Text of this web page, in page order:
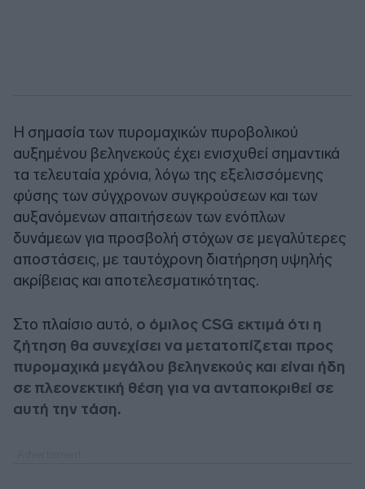
Η σημασία των πυρομαχικών πυροβολικού
αυξημένου βεληνεκούς έχει ενισχυθεί σημαντικά
τα τελευταία χρόνια, λόγω της εξελισσόμενης
φύσης των σύγχρονων συγκρούσεων και των
αυξανόμενων απαιτήσεων των ενόπλων
δυνάμεων για προσβολή στόχων σε μεγαλύτερες
αποστάσεις, με ταυτόχρονη διατήρηση υψηλής
ακρίβειας και αποτελεσματικότητας.
Στο πλαίσιο αυτό, ο όμιλος CSG εκτιμά ότι η
ζήτηση θα συνεχίσει να μετατοπίζεται προς
πυρομαχικά μεγάλου βεληνεκούς και είναι ήδη
σε πλεονεκτική θέση για να ανταποκριθεί σε
αυτή την τάση.